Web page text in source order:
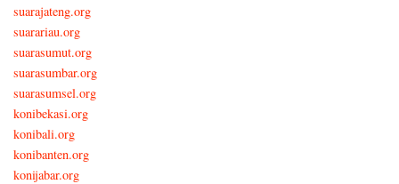
suarajateng.org
suarariau.org
suarasumut.org
suarasumbar.org
suarasumsel.org
konibekasi.org
konibali.org
konibanten.org
konijabar.org